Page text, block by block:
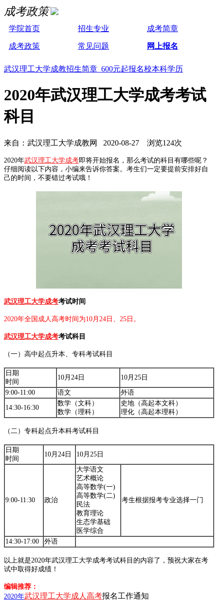
成考政策
学院首页 招生专业 成考简章
成考政策 常见问题 网上报名
武汉理工大学成教招生简章 600元起报名校本科学历
2020年武汉理工大学成考考试
科目
来自：武汉理工大学成教网 2020-08-27 浏览124次
2020年武汉理工大学成考即将开始报名，那么考试的科目有哪些呢？
仔细阅读以下内容，小编来告诉你答案。考生们一定要提前安排好自
己的时间，不要错过考试哦！
武汉理工大学成考考试时间
2020年全国成人高考时间为10月24日、25日。
武汉理工大学成考考试科目
（一）高中起点升本、专科考试科目
日期
时间
10月24日 10月25日
9:00-11:00 语文 外语
14:30-16:30
数学（文科）
数学（理科）
史地（高起本文科）
理化（高起本理科）
（二）专科起点升本科考试科目
日期
时间
10月24日 10月25日
9:00-11:30 政治
大学语文
艺术概论
高等数学(一)
高等数学(二)
民法
教育理论
生态学基础
医学综合
考生根据报考专业选择一门
14:30-17:00 外语
以上就是2020年武汉理工大学成考考试科目的内容了，预祝大家在考
试中取得好成绩！
编辑推荐：
2020年武汉理工大学成人高考报名工作通知